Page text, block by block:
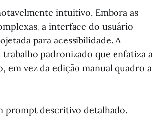
intuitivo. Embora as
a interface do usuário
para acessibilidade. A
padronizado que enfatiza a
vez da edição manual quadro a
prompt descritivo detalhado.